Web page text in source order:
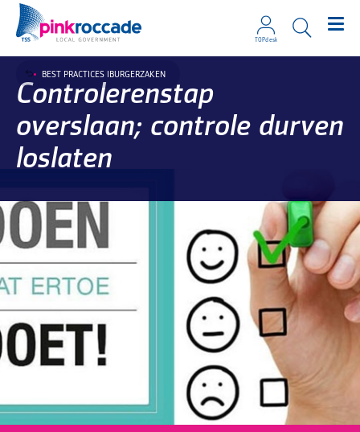
TOPdesk
Controlerenstap
overslaan; controle durven
loslaten
BEST PRACTICES IBURGERZAKEN